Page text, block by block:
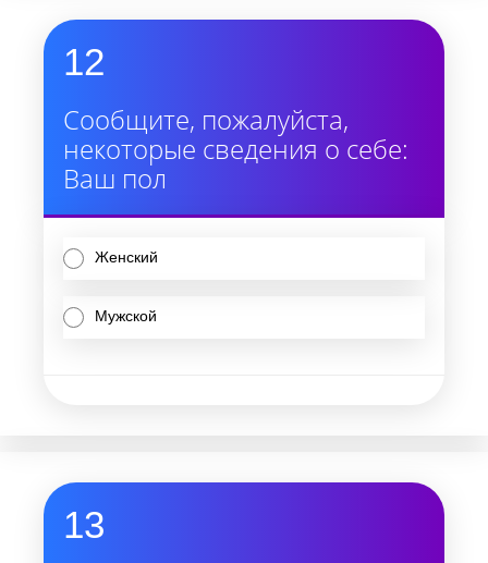
12
Сообщите, пожалуйста,
некоторые сведения о себе:
Ваш пол
Женский
Мужской
13